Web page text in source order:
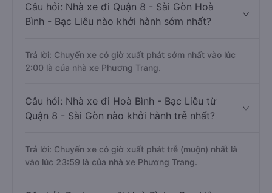
Câu hỏi: Nhà xe đi Quận 8 - Sài Gòn Hoà
Bình - Bạc Liêu nào khởi hành sớm nhất?
Trả lời: Chuyến xe có giờ xuất phát sớm nhất vào lúc
2:00 là của nhà xe Phương Trang.
Câu hỏi: Nhà xe đi Hoà Bình - Bạc Liêu từ
Quận 8 - Sài Gòn nào khởi hành trễ nhất?
Trả lời: Chuyến xe có giờ xuất phát trễ (muộn) nhất là
vào lúc 23:59 là của nhà xe Phương Trang.